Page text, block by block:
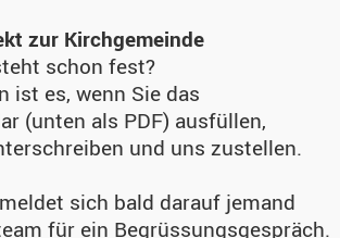
zur Kirchgemeinde
schon fest?
ist es, wenn Sie das
(unten als PDF) ausfüllen,
und uns zustellen.
sich bald darauf jemand
für ein Begrüssungsgespräch.